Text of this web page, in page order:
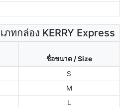
ทกล่อง KERRY Express
ชื่อขนาด / Size
S
M
L